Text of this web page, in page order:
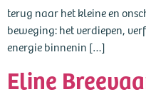
terug naar het kleine en
beweging: het verdiepen,
energie binnenin […]
Eline